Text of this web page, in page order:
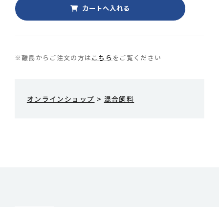
※離島からご注文の方は こちらをご覧ください
オンラインショップ > 混合飼料